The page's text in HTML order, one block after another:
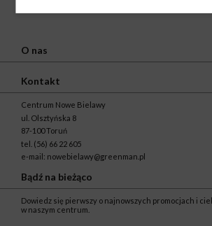
O nas
Kontakt
Centrum Nowe Bielawy
ul. Olsztyńska 8
87-100 Toruń
tel. (56) 66 22 605
e-mail: nowebielawy@greenman.pl
Bądź na bieżąco
Dowiedz się pierwszy o najnowszych promocjach i
w naszym centrum.